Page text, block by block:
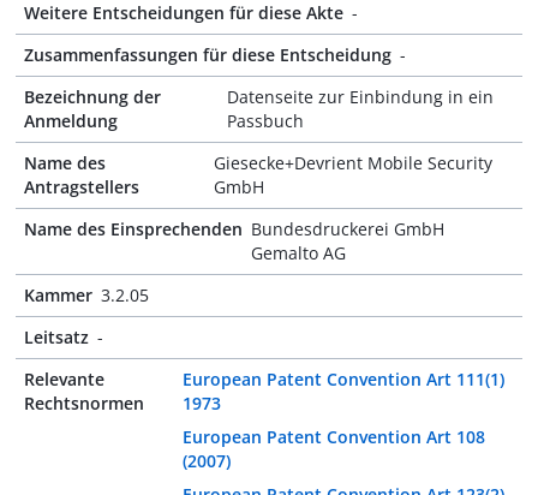
Weitere Entscheidungen für diese Akte -
Zusammenfassungen für diese Entscheidung -
Bezeichnung der
Anmeldung
Datenseite zur Einbindung in ein
Passbuch
Name des
Antragstellers
Giesecke+Devrient Mobile Security
GmbH
Name des Einsprechenden Bundesdruckerei GmbH
Gemalto AG
Kammer 3.2.05
Leitsatz -
Relevante
Rechtsnormen
European Patent Convention Art 111(1)
1973
European Patent Convention Art 108
(2007)